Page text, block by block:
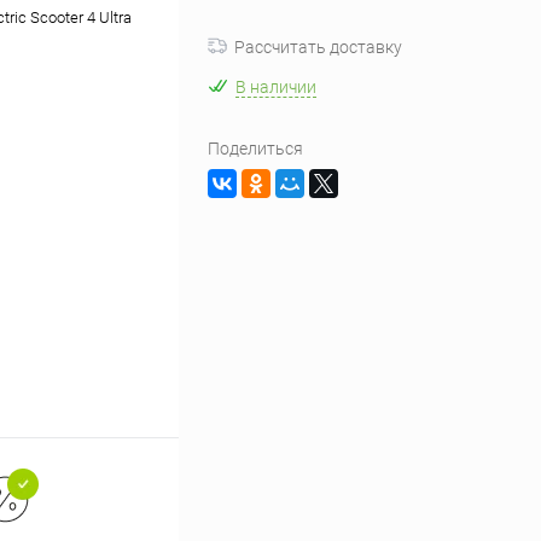
Scooter 4 Ultra
Рассчитать доставку
В наличии
Поделиться